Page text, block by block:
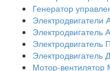
Генератор
Электродвигатель
Электродвигатель
Электродвигатель
Мотор-вентилятор